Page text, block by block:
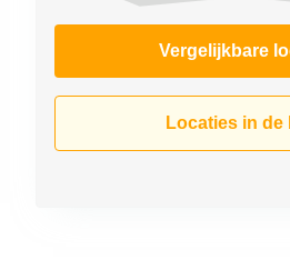
Vergelijkbare
Locaties in de